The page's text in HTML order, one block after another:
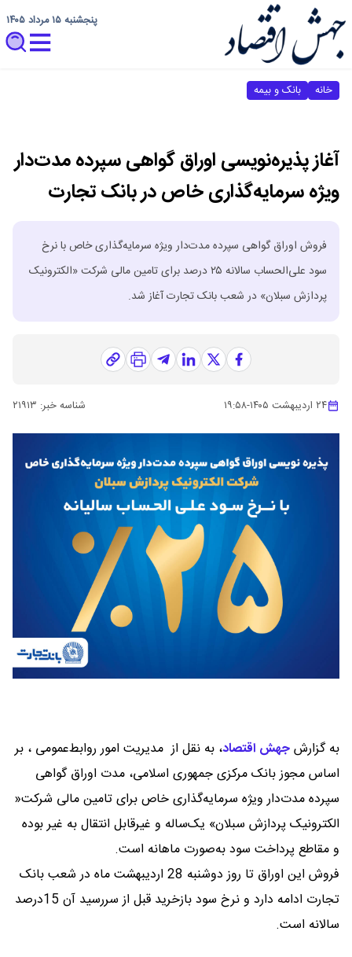
پنجشنبه ۱۵ مرداد ۱۴۰۵
خانه بانک و بیمه
آغاز پذیره‌نویسی اوراق گواهی سپرده مدت‌دار
ویژه سرمایه‌گذاری خاص در بانک تجارت
فروش اوراق گواهی سپرده مدت‌دار ویژه سرمایه‌گذاری خاص با نرخ
سود علی‌الحساب سالانه ۲۵ درصد برای تامین مالی شرکت «الکترونیک
پردازش سبلان» در شعب بانک تجارت آغاز شد.
۲۴ اردیبهشت ۱۴۰۵ -۱۹:۵۸ شناسه خبر: ۲۱۹۱۳
به گزارشجهش اقتصاد، به نقل از مدیریت امور روابط‌عمومی ، بر
اساس مجوز بانک مرکزی جمهوری اسلامی، مدت اوراق گواهی
سپرده مدت‌دار ویژه سرمایه‌گذاری خاص برای تامین مالی شرکت«
الکترونیک پردازش سبلان» یک‌ساله و غیرقابل انتقال به غیر بوده
و مقاطع پرداخت سود به‌صورت ماهانه است.
فروش این اوراق تا روز دوشنبه 28 اردیبهشت ماه در شعب بانک
تجارت ادامه دارد و نرخ سود بازخرید قبل از سررسید آن 15درصد
سالانه است.